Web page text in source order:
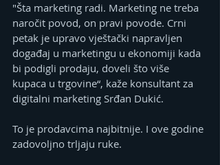
"Šta marketing radi. Marketing ne treba
naročit povod, on pravi povode. Crni
petak je upravo vještački napravljen
događaj u marketingu u ekonomiji kada
bi podigli prodaju, doveli što više
kupaca u trgovine“, kaže konsultant za
digitalni marketing Srđan Dukić.
To je prodavcima najbitnije. I ove godine
zadovoljno trljaju ruke.